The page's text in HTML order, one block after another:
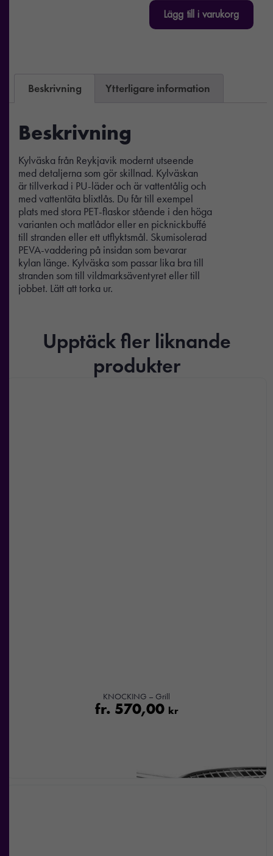
Lägg till i varukorg
Beskrivning Ytterligare information
Beskrivning
Kylväska från Reykjavik modernt utseende
med detaljerna som gör skillnad. Kylväskan
är tillverkad i PU-läder och är vattentålig och
med vattentäta blixtlås. Du får till exempel
plats med stora PET-flaskor stående i den höga
varianten och matlådor eller en picknickbuffé
till stranden eller ett utflyktsmål. Skumisolerad
PEVA-vaddering på insidan som bevarar
kylan länge. Kylväska som passar lika bra till
stranden som till vildmarksäventyret eller till
jobbet. Lätt att torka ur.
Upptäck fler liknande
produkter
KNOCKING – Grill
fr. 570,00 kr